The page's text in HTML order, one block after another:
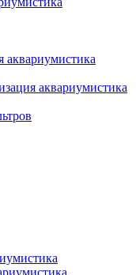
аквариумистика
аквариумистика